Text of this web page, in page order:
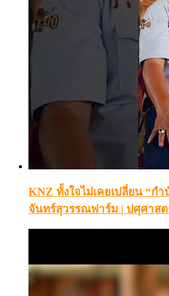
KNZ ทั้งใจไม่เคยเปลี่ยน “กำ
จันทร์สุวรรณฟาร์ม | ปศุศาส